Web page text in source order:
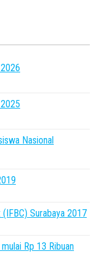
Nasional
Surabaya 2017
Rp 13 Ribuan